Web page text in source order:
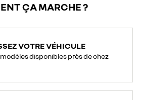
ÇA MARCHE ?
VOTRE VÉHICULE
disponibles près de chez